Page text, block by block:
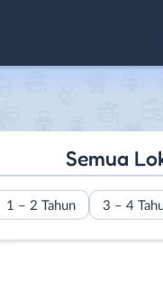
Semua
1 – 2 Tahun 3 – 4